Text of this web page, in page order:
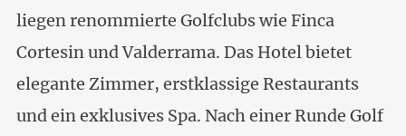
liegen renommierte Golfclubs wie Finca
Cortesin und Valderrama. Das Hotel bietet
elegante Zimmer, erstklassige Restaurants
und ein exklusives Spa. Nach einer Runde Golf